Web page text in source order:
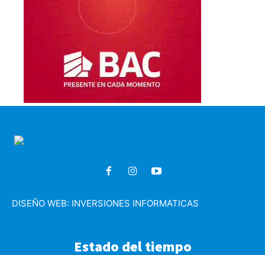
DISEÑO WEB: INVERSIONES INFORMATICAS
Estado del tiempo